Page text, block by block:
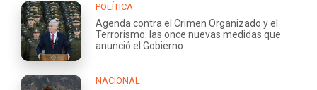
POLÍTICA
Agenda contra el Crimen Organizado y el
Terrorismo: las once nuevas medidas que
anunció el Gobierno
NACIONAL